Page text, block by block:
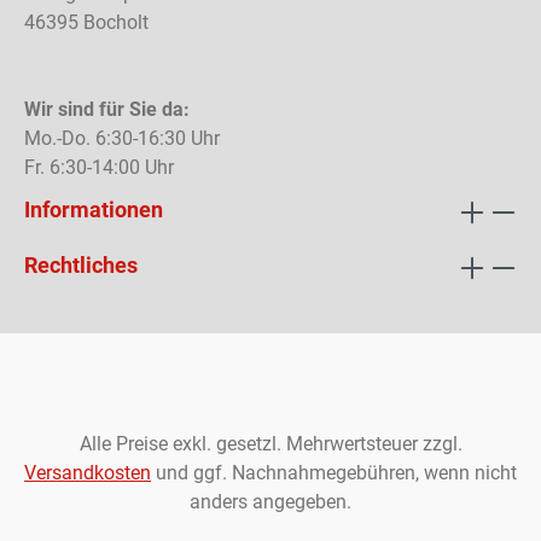
46395 Bocholt
Wir sind für Sie da:
Mo.-Do. 6:30-16:30 Uhr
Fr. 6:30-14:00 Uhr
Informationen
Rechtliches
Alle Preise exkl. gesetzl. Mehrwertsteuer zzgl.
Versandkosten und ggf. Nachnahmegebühren, wenn nicht
anders angegeben.